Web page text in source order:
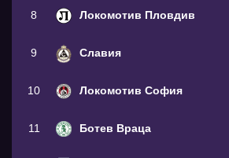
8 Локомотив Пловдив
9 Славия
10 Локомотив София
11 Ботев Враца